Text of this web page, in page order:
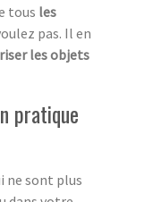
tous les
pas. Il en
les objets
pratique
ne sont plus